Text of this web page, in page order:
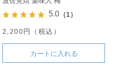
5.0 （1）
2,200円（税込）
カートに入れる